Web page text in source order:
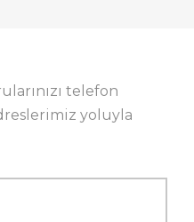
telefon
yoluyla